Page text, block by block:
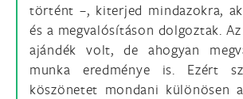
történt –, kiterjed mindazokra,
és a megvalósításon dolgoztak.
ajándék volt, de ahogyan
munka eredménye is. Ezért
köszönetet mondani különösen